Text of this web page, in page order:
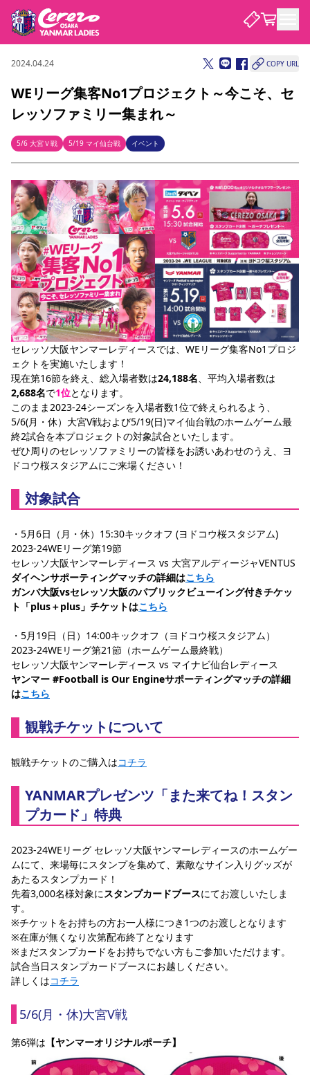
試合・チーム
試合について
試合日程 / 結果 順位表
チームについて
選手・スタッフ スケジュール アクセス セレッソ大阪 アカデミー
観戦する
チケット
チケット情報 価格・席種 シーズンシート
観戦ガイド
キッズ向けサービス 観戦マナー&ルール
スタジアム
YANMAR HANASAKA STADIUM
クラブを知る
セレッソ大阪ヤンマーレデ
ィースについて
クラブ紹介 沿革 シーズン記録
サポートする
パートナー・スポンサー一覧
スポーツクラブ
スポーツクラブ
ニュース
ニュース
すべて チーム グッズ チケット イベント パートナー
セレッソ大阪
アカデミー
2024.04.24 COPY URL
WEリーグ集客No1プロジェクト～今こそ、セ
レッソファミリー集まれ～
5/6 大宮Ｖ戦 5/19 マイ仙台戦 イベント
セレッソ大阪ヤンマーレディースでは、WEリーグ集客No1プロジ
ェクトを実施いたします！
現在第16節を終え、総入場者数は24,188名、平均入場者数は
2,688名で1位となります。
このまま2023-24シーズンを入場者数1位で終えられるよう、
5/6(月・休）大宮V戦および5/19(日)マイ仙台戦のホームゲーム最
終2試合を本プロジェクトの対象試合といたします。
ぜひ周りのセレッソファミリーの皆様をお誘いあわせのうえ、ヨ
ドコウ桜スタジアムにご来場ください！
対象試合
・5月6日（月・休）15:30キックオフ (ヨドコウ桜スタジアム)
2023-24WEリーグ第19節
セレッソ大阪ヤンマーレディース vs 大宮アルディージャVENTUS
ダイヘンサポーティングマッチの詳細はこちら
ガンバ大阪vsセレッソ大阪のパブリックビューイング付きチケッ
ト「plus＋plus」チケットはこちら
・5月19日（日）14:00キックオフ（ヨドコウ桜スタジアム）
2023-24WEリーグ第21節（ホームゲーム最終戦）
セレッソ大阪ヤンマーレディース vs マイナビ仙台レディース
ヤンマー #Football is Our Engineサポーティングマッチの詳細
はこちら
観戦チケットについて
観戦チケットのご購入はコチラ
YANMARプレゼンツ「また来てね！スタン
プカード」特典
2023-24WEリーグ セレッソ大阪ヤンマーレディースのホームゲー
ムにて、来場毎にスタンプを集めて、素敵なサイン入りグッズが
あたるスタンプカード！
先着3,000名様対象にスタンプカードブースにてお渡しいたしま
す。
※チケットをお持ちの方お一人様につき1つのお渡しとなります
※在庫が無くなり次第配布終了となります
※まだスタンプカードをお持ちでない方もご参加いただけます。
試合当日スタンプカードブースにお越しください。
詳しくはコチラ
5/6(月・休)大宮V戦
第6弾は 【ヤンマーオリジナルポーチ】